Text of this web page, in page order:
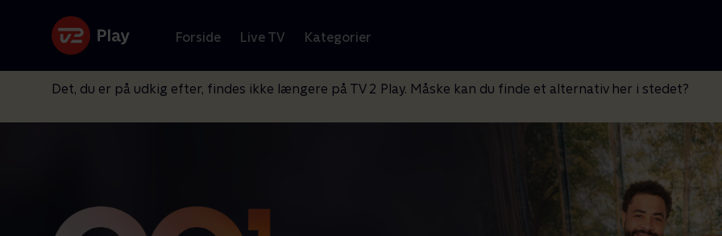
Forside Live TV Kategorier
Det, du er på udkig efter, findes ikke længere på TV 2 Play. Måske kan du finde et alternativ her i stedet?